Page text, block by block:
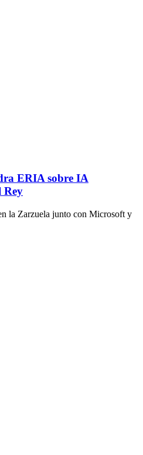
ERIA sobre IA
Rey
la Zarzuela junto con Microsoft y